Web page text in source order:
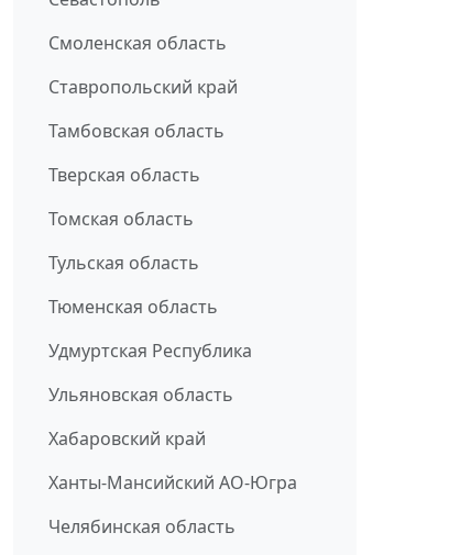
Смоленская область
Ставропольский край
Тамбовская область
Тверская область
Томская область
Тульская область
Тюменская область
Удмуртская Республика
Ульяновская область
Хабаровский край
Ханты-Мансийский АО-Югра
Челябинская область